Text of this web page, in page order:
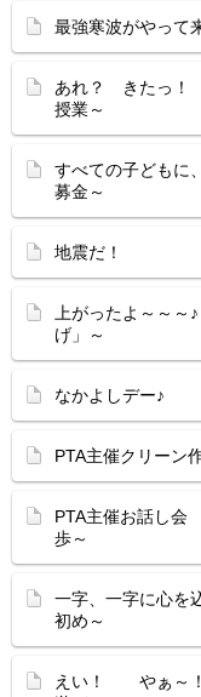
最強寒波がやって
あれ？ き
授業～
すべての子
募金～
地震だ！
上がったよ
げ」～
なかよしデー♪
PTA主催クリーン
PTA主催お話し
歩～
一字、一字
初め～
えい！ や